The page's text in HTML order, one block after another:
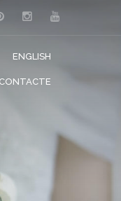
ENGLISH
CONTACTE